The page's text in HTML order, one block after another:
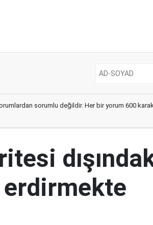
sorumlu değildir. Her bir yorum 600
erdirmekte